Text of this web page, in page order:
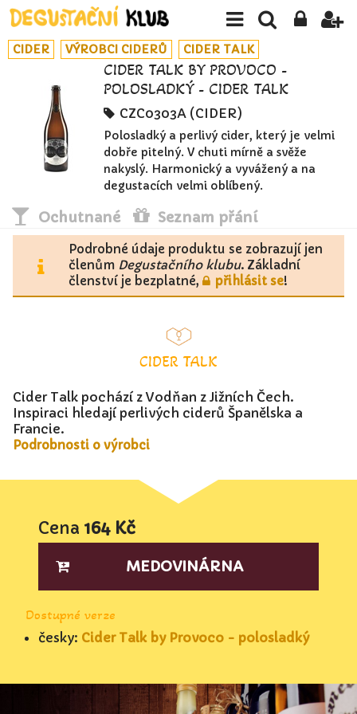
CIDER VÝROBCI CIDERŮ CIDER TALK
CIDER TALK BY PROVOCO -
POLOSLADKÝ - CIDER TALK
CZC0303A (CIDER)
Polosladký a perlivý cider, který je velmi
dobře pitelný. V chuti mírně a svěže
nakyslý. Harmonický a vyvážený a na
degustacích velmi oblíbený.
Ochutnané Seznam přání
Podrobné údaje produktu se zobrazují jen
členům Degustačního klubu. Základní
členství je bezplatné,
přihlásit se!
CIDER TALK
Cider Talk pochází z Vodňan z Jižních Čech.
Inspiraci hledají perlivých ciderů Španělska a
Francie.
Podrobnosti o výrobci
Cena 164 Kč
MEDOVINÁRNA
Dostupné verze
česky: Cider Talk by Provoco - polosladký